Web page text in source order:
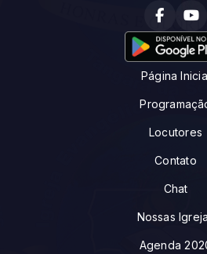
Página
Locutores
Contato
Chat
Nossas
Agenda